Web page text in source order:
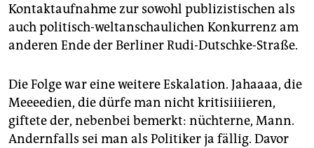
Kontaktaufnahme zur sowohl publizistischen als
auch politisch-weltanschaulichen Konkurrenz am
anderen Ende der Berliner Rudi-Dutschke-Straße.
Die Folge war eine weitere Eskalation. Jahaaaa, die
Meeeedien, die dürfe man nicht kritisiiiieren,
giftete der, nebenbei bemerkt: nüchterne, Mann.
Andernfalls sei man als Politiker ja fällig. Davor